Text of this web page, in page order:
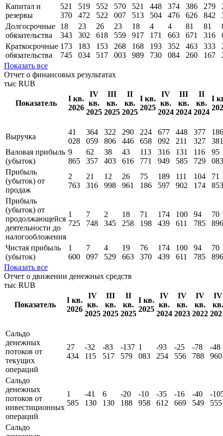
Капитал и
резервы
521
370
519
472
552
522
570
007
521
513
448
504
374
476
386
626
279
842
Долгосрочные
обязательства
18
343
23
302
26
618
23
559
18
917
4
171
4
663
81
671
81
316
Краткосрочные
обязательства
173
745
183
034
153
517
268
003
168
989
193
730
352
084
463
260
333
167
Показать все
Отчет о финансовых результатах
тыс RUB
Показатель
I кв.
2026
IV
кв.
2025
III
кв.
2025
II
кв.
2025
I кв.
2025
IV
кв.
2024
III
кв.
2024
II
кв.
2024
I
Выручка
41
028
364
059
322
806
290
446
224
658
677
092
448
211
377
327
186
381
Валовая прибыль
(убыток)
9
865
62
357
38
403
43
616
113
771
316
949
131
585
116
729
95
083
Прибыль
(убыток) от
продаж
2
763
21
316
12
998
26
961
75
186
189
597
111
902
104
174
71
853
Прибыль
(убыток) от
продолжающейся
деятельности до
налогообложения
1
725
7
748
2
345
18
258
71
198
174
439
100
611
94
785
70
896
Чистая прибыль
(убыток)
1
600
7
097
4
529
19
663
76
370
174
439
100
611
94
785
70
896
Показать все
Отчет о движении денежных средств
тыс RUB
Показатель
I кв.
2026
IV
кв.
2025
III
кв.
2025
II
кв.
2025
I кв.
2025
IV
кв.
2024
IV
кв.
2023
IV
кв.
2022
IV
кв.
Сальдо
денежных
потоков от
текущих
операций
27
434
-32
115
-83
517
-137
579
1
083
-93
254
-25
556
-78
788
-48
960
Сальдо
денежных
потоков от
инвестиционных
операций
1
585
-41
130
6
130
-20
188
-10
958
-35
612
-16
669
-40
549
-
555
Сальдо